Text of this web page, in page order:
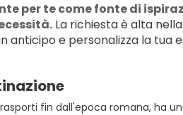
per te come fonte di
La richiesta è alta
anticipo e personalizza la tua
fin dall'epoca romana, ha